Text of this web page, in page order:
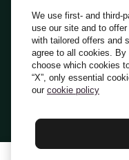
Everli News
Domande frequenti
Lavora con noi
Diventa Shopper
Investitori
Privacy
Termini e
Indirizzo PEC:
We use first- and third-
use our site and to
with tailored offers and
agree to all cookies. By
choose which cookies
“X”, only essential
our cookie policy